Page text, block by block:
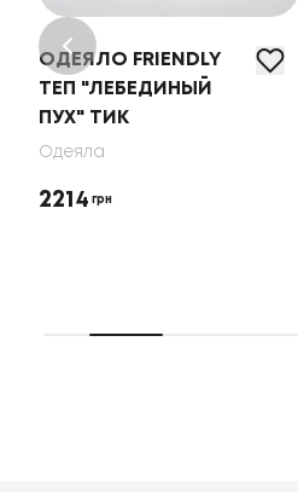
ОДЕЯЛО FRIENDLY
ТЕП "ЛЕБЕДИНЫЙ
ПУХ" ТИК
Одеяла
2214 грн